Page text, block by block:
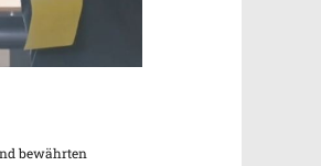
bewährten